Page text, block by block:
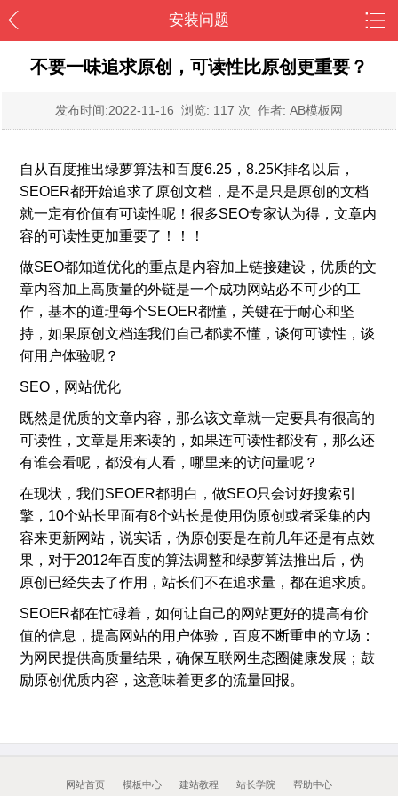
安装问题
不要一味追求原创，可读性比原创更重要？
发布时间:2022-11-16 浏览: 117 次 作者: AB模板网
自从百度推出绿萝算法和百度6.25，8.25K排名以后，
SEOER都开始追求了原创文档，是不是只是原创的文档
就一定有价值有可读性呢！很多SEO专家认为得，文章内
容的可读性更加重要了！！！
做SEO都知道优化的重点是内容加上链接建设，优质的文
章内容加上高质量的外链是一个成功网站必不可少的工
作，基本的道理每个SEOER都懂，关键在于耐心和坚
持，如果原创文档连我们自己都读不懂，谈何可读性，谈
何用户体验呢？
SEO，网站优化
既然是优质的文章内容，那么该文章就一定要具有很高的
可读性，文章是用来读的，如果连可读性都没有，那么还
有谁会看呢，都没有人看，哪里来的访问量呢？
在现状，我们SEOER都明白，做SEO只会讨好搜索引
擎，10个站长里面有8个站长是使用伪原创或者采集的内
容来更新网站，说实话，伪原创要是在前几年还是有点效
果，对于2012年百度的算法调整和绿萝算法推出后，伪
原创已经失去了作用，站长们不在追求量，都在追求质。
SEOER都在忙碌着，如何让自己的网站更好的提高有价
值的信息，提高网站的用户体验，百度不断重申的立场：
为网民提供高质量结果，确保互联网生态圈健康发展；鼓
励原创优质内容，这意味着更多的流量回报。
网站首页 模板中心 建站教程 站长学院 帮助中心